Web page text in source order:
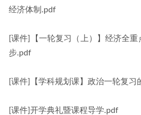
经济体制.pdf
[课件]【一轮复习（上）】经济全
步.pdf
[课件]【学科规划课】政治一轮复习
[课件]开学典礼暨课程导学.pdf